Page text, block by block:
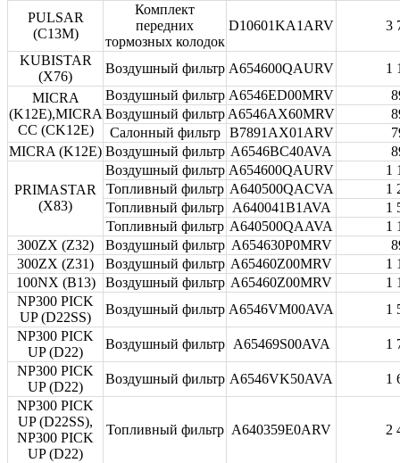
PULSAR
(C13M)
Комплект
передних
тормозных колодок
D10601KA1ARV 3
KUBISTAR
(X76)
Воздушный фильтр A654600QAURV
1
MICRA
(K12E),MICRA
CC (CK12E)
Воздушный фильтр A6546ED00MRV
Воздушный фильтр A6546AX60MRV
Салонный фильтр
B7891AX01ARV
MICRA (K12E) Воздушный фильтр A6546BC40AVA
PRIMASTAR
(X83)
Воздушный фильтр A654600QAURV
1
Топливный фильтр A640500QACVA
1
Топливный фильтр
A640041B1AVA
1
Топливный фильтр A640500QAAVA
1
300ZX (Z32)
Воздушный фильтр A654630P0MRV
300ZX (Z31)
Воздушный фильтр A65460Z00MRV
1
100NX (B13)
Воздушный фильтр A65460Z00MRV
1
NP300 PICK
UP (D22SS)
Воздушный фильтр A6546VM00AVA
1
NP300 PICK
UP (D22)
Воздушный фильтр A65469S00AVA
1
NP300 PICK
UP (D22)
Воздушный фильтр A6546VK50AVA
1
NP300 PICK
UP (D22SS),
NP300 PICK
UP (D22)
Топливный фильтр A640359E0ARV 2